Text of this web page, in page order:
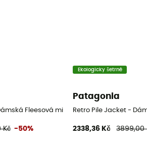
Fleesová mikina
Kč -50%
Ekologicky šetrné
Patagonia
Retro Pile Jacket -
2338,36 Kč 3899,00